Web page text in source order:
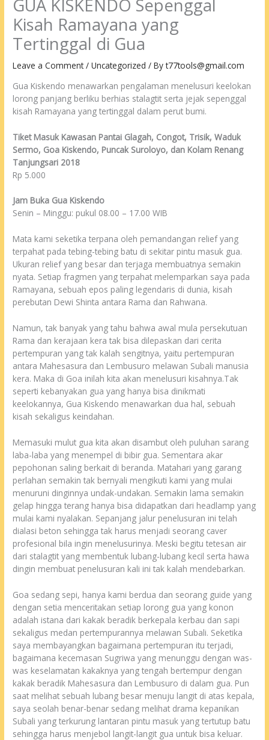
GUA KISKENDO Sepenggal
Kisah Ramayana yang
Tertinggal di Gua
Leave a Comment /Uncategorized / Byt77tools@gmail.com
Gua Kiskendo menawarkan pengalaman menelusuri keelokan
lorong panjang berliku berhias stalagtit serta jejak sepenggal
kisah Ramayana yang tertinggal dalam perut bumi.
Tiket Masuk Kawasan Pantai Glagah, Congot, Trisik, Waduk
Sermo, Goa Kiskendo, Puncak Suroloyo, dan Kolam Renang
Tanjungsari 2018
Rp 5.000
Jam Buka Gua Kiskendo
Senin – Minggu: pukul 08.00 – 17.00 WIB
Mata kami seketika terpana oleh pemandangan relief yang
terpahat pada tebing-tebing batu di sekitar pintu masuk gua.
Ukuran relief yang besar dan terjaga membuatnya semakin
nyata. Setiap fragmen yang terpahat melemparkan saya pada
Ramayana, sebuah epos paling legendaris di dunia, kisah
perebutan Dewi Shinta antara Rama dan Rahwana.
Namun, tak banyak yang tahu bahwa awal mula persekutuan
Rama dan kerajaan kera tak bisa dilepaskan dari cerita
pertempuran yang tak kalah sengitnya, yaitu pertempuran
antara Mahesasura dan Lembusuro melawan Subali manusia
kera. Maka di Goa inilah kita akan menelusuri kisahnya.Tak
seperti kebanyakan gua yang hanya bisa dinikmati
keelokannya, Gua Kiskendo menawarkan dua hal, sebuah
kisah sekaligus keindahan.
Memasuki mulut gua kita akan disambut oleh puluhan sarang
laba-laba yang menempel di bibir gua. Sementara akar
pepohonan saling berkait di beranda. Matahari yang garang
perlahan semakin tak bernyali mengikuti kami yang mulai
menuruni dinginnya undak-undakan. Semakin lama semakin
gelap hingga terang hanya bisa didapatkan dari headlamp yang
mulai kami nyalakan. Sepanjang jalur penelusuran ini telah
dialasi beton sehingga tak harus menjadi seorang caver
profesional bila ingin menelusurinya. Meski begitu tetesan air
dari stalagtit yang membentuk lubang-lubang kecil serta hawa
dingin membuat penelusuran kali ini tak kalah mendebarkan.
Goa sedang sepi, hanya kami berdua dan seorang guide yang
dengan setia menceritakan setiap lorong gua yang konon
adalah istana dari kakak beradik berkepala kerbau dan sapi
sekaligus medan pertempurannya melawan Subali. Seketika
saya membayangkan bagaimana pertempuran itu terjadi,
bagaimana kecemasan Sugriwa yang menunggu dengan was-
was keselamatan kakaknya yang tengah bertempur dengan
kakak beradik Mahesasura dan Lembusuro di dalam gua. Pun
saat melihat sebuah lubang besar menuju langit di atas kepala,
saya seolah benar-benar sedang melihat drama kepanikan
Subali yang terkurung lantaran pintu masuk yang tertutup batu
sehingga harus menjebol langit-langit gua untuk bisa keluar.